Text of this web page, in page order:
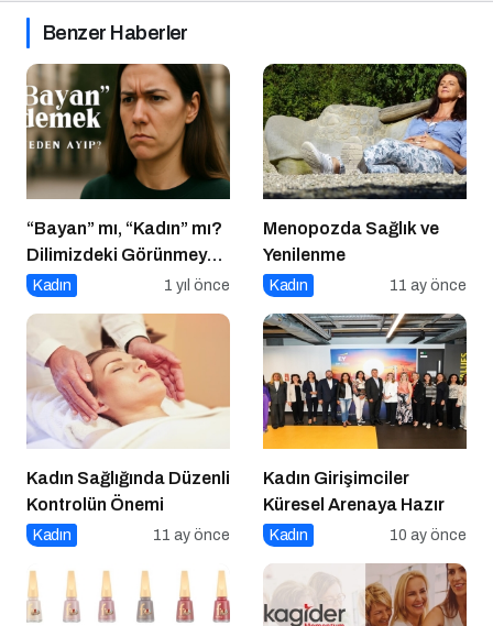
Benzer Haberler
“Bayan” mı, “Kadın” mı?
Dilimizdeki Görünmeyen
Cinsiyet Ayrımı
Kadın 1 yıl önce
Menopozda Sağlık ve
Yenilenme
Kadın 11 ay önce
Kadın Sağlığında Düzenli
Kontrolün Önemi
Kadın 11 ay önce
Kadın Girişimciler
Küresel Arenaya Hazır
Kadın 10 ay önce